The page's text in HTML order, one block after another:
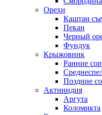
Орехи
Каштан
Пекан
Черный
Фундук
Крыжовник
Ранние
Поздние
Актинидия
Аргута
Коломикта